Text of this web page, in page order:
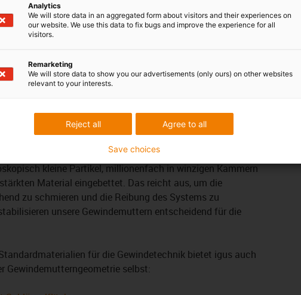
- folgende Vorteile:
Umgebungen
von –20° C bis +150° C
technische Fasern oder Füllstoffe verstärkt. Die
kleine Partikel, millionenfach in winzigen Kammern
Material eingebettet. Das reicht aus, um die
zu schmieren und die Reibung des Systems zu
unsere Gewindemuttern entscheidend für die
für die Gewindetechnik bietet igus auch
Gewindemutterngeometrie selbst:
Analytics
We will store data in an aggregated form about visitors and their experiences on
our website. We use this data to fix bugs and improve the experience for all
visitors.
Remarketing
We will store data to show you our advertisements (only ours) on other websites
relevant to your interests.
Agree to all
Reject all
Save choices